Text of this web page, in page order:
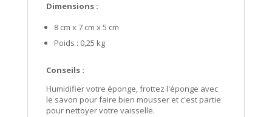
Dimensions :
8 cm x 7 cm x 5 cm
Poids : 0,25 kg
Conseils :
Humidifier votre éponge, frottez l'éponge avec
le savon pour faire bien mousser et c'est partie
pour nettoyer votre vaisselle.